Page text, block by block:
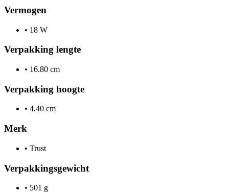
Vermogen
• 18 W
Verpakking lengte
• 16.80 cm
Verpakking hoogte
• 4.40 cm
Merk
• Trust
Verpakkingsgewicht
• 501 g